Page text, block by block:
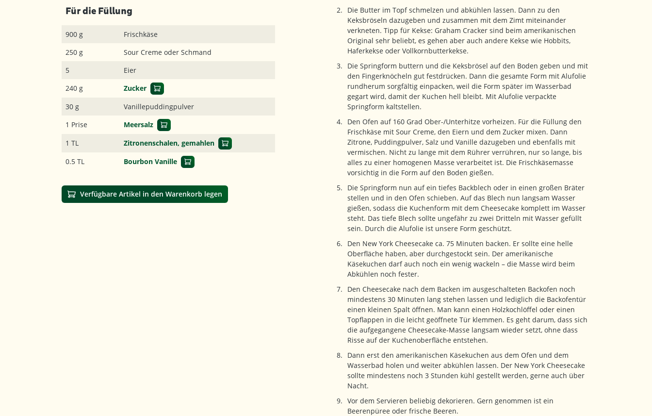
Für die Füllung
900 g
Frischkäse
250 g
Sour Creme oder Schmand
5
Eier
240 g
Zucker
30 g
Vanillepuddingpulver
1 Prise
Meersalz
1 TL
Zitronenschalen, gemahlen
0.5 TL
Bourbon Vanille
Verfügbare Artikel in den Warenkorb legen
Die Butter im Topf schmelzen und abkühlen lassen. Dann zu den
Keksbröseln dazugeben und zusammen mit dem Zimt miteinander
verkneten. Tipp für Kekse: Graham Cracker sind beim amerikanischen
Original sehr beliebt, es gehen aber auch andere Kekse wie Hobbits,
Haferkekse oder Vollkornbutterkekse.
Die Springform buttern und die Keksbrösel auf den Boden geben und mit
den Fingerknöcheln gut festdrücken. Dann die gesamte Form mit Alufolie
rundherum sorgfältig einpacken, weil die Form später im Wasserbad
gegart wird, damit der Kuchen hell bleibt. Mit Alufolie verpackte
Springform kaltstellen.
Den Ofen auf 160 Grad Ober-/Unterhitze vorheizen. Für die Füllung den
Frischkäse mit Sour Creme, den Eiern und dem Zucker mixen. Dann
Zitrone, Puddingpulver, Salz und Vanille dazugeben und ebenfalls mit
vermischen. Nicht zu lange mit dem Rührer verrühren, nur so lange, bis
alles zu einer homogenen Masse verarbeitet ist. Die Frischkäsemasse
vorsichtig in die Form auf den Boden gießen.
Die Springform nun auf ein tiefes Backblech oder in einen großen Bräter
stellen und in den Ofen schieben. Auf das Blech nun langsam Wasser
gießen, sodass die Kuchenform mit dem Cheesecake komplett im Wasser
steht. Das tiefe Blech sollte ungefähr zu zwei Dritteln mit Wasser gefüllt
sein. Durch die Alufolie ist unsere Form geschützt.
Den New York Cheesecake ca. 75 Minuten backen. Er sollte eine helle
Oberfläche haben, aber durchgestockt sein. Der amerikanische
Käsekuchen darf auch noch ein wenig wackeln – die Masse wird beim
Abkühlen noch fester.
Den Cheesecake nach dem Backen im ausgeschalteten Backofen noch
mindestens 30 Minuten lang stehen lassen und lediglich die Backofentür
einen kleinen Spalt öffnen. Man kann einen Holzkochlöffel oder einen
Topflappen in die leicht geöffnete Tür klemmen. Es geht darum, dass sich
die aufgegangene Cheesecake-Masse langsam wieder setzt, ohne dass
Risse auf der Kuchenoberfläche entstehen.
Dann erst den amerikanischen Käsekuchen aus dem Ofen und dem
Wasserbad holen und weiter abkühlen lassen. Der New York Cheesecake
sollte mindestens noch 3 Stunden kühl gestellt werden, gerne auch über
Nacht.
Vor dem Servieren beliebig dekorieren. Gern genommen ist ein
Beerenpüree oder frische Beeren.